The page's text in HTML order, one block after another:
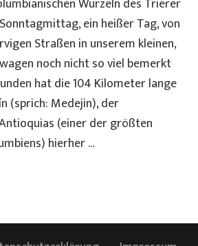
ein heißer Tag, von
Straßen in unserem kleinen,
noch nicht so viel bemerkt
hat die 104 Kilometer lange
(sprich: Medejin), der
(einer der größten
hierher …